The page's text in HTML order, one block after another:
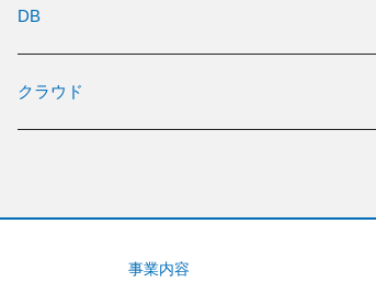
DB
クラウド
事業内容